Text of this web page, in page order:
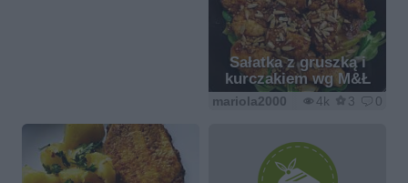
Sałatka z gruszką i
kurczakiem wg M&Ł
4k 3 0
mariola2000